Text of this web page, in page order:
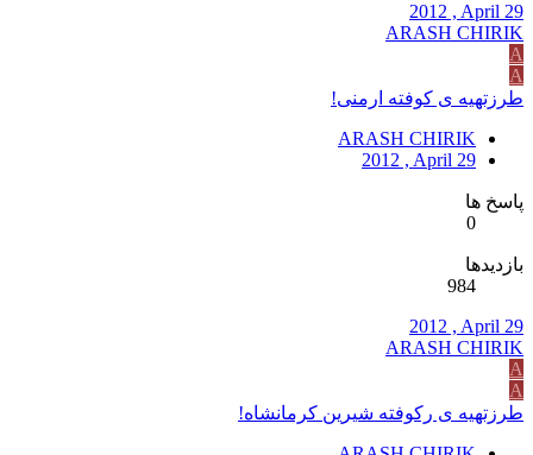
2012 , April 29
ARASH CHIRIK
A
A
طرزتهیه ی کوفته ارمنی!
ARASH CHIRIK
2012 , April 29
پاسخ ها
0
بازدیدها
984
2012 , April 29
ARASH CHIRIK
A
A
طرزتهیه ی رکوفته شیرین کرمانشاه!